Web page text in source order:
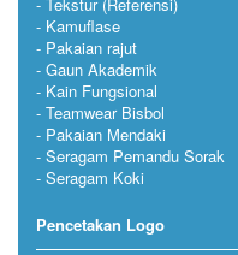
Kamuflase
Pakaian rajut
Gaun Akademik
Kain Fungsional
Teamwear Bisbol
Pakaian Mendaki
Seragam Pemandu Sorak
Seragam Koki
Pencetakan Logo